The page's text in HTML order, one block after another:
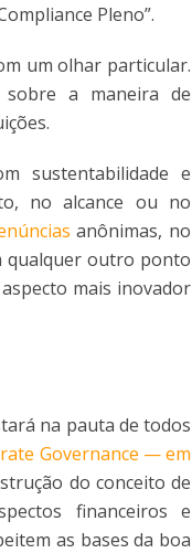
Pleno”.
um olhar particular.
a maneira de
sustentabilidade e
no alcance ou no
anônimas, no
qualquer outro ponto
mais inovador
na pauta de todos
Governance — em
do conceito de
financeiros e
as bases da boa